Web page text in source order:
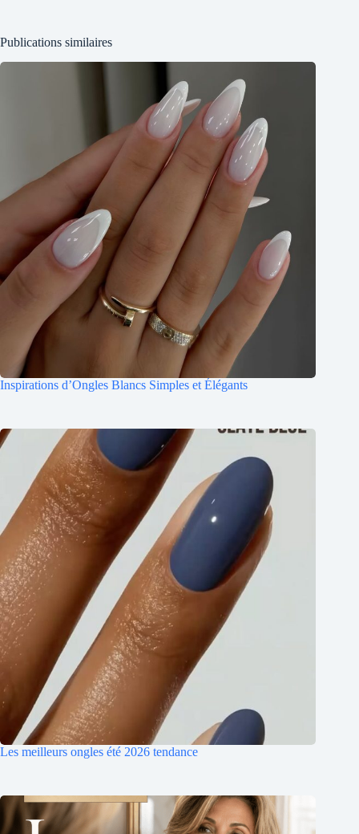
Publications similaires
Inspirations d’Ongles Blancs Simples et Élégants
Les meilleurs ongles été 2026 tendance